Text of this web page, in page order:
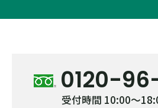
0120-
受付時間 10:00～